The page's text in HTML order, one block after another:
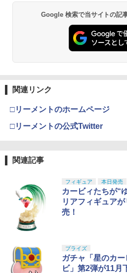
Google 検索で当サイトの記
関連リンク
□リーメントのホームページ
□リーメントの公式Twitter
関連記事
フィギュア 本日発売
カービィたちが“
リアフィギュア
売！
プライズ
ガチャ「星のカ
ビ」第2弾が11月